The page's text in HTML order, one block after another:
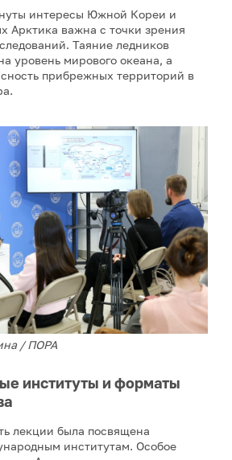
интересы Южной Кореи и
Арктика важна с точки зрения
Таяние ледников
уровень мирового океана, а
прибрежных территорий в
/ ПОРА
институты и форматы
лекции была посвящена
институтам. Особое